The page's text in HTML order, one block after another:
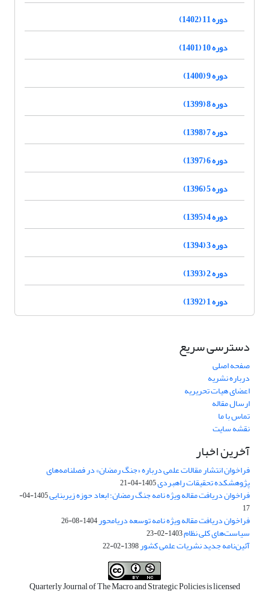
دوره 11 (1402)
دوره 10 (1401)
دوره 9 (1400)
دوره 8 (1399)
دوره 7 (1398)
دوره 6 (1397)
دوره 5 (1396)
دوره 4 (1395)
دوره 3 (1394)
دوره 2 (1393)
دوره 1 (1392)
دسترسی سریع
صفحه اصلی
درباره نشریه
اعضای هیات تحریریه
ارسال مقاله
تماس با ما
نقشه سایت
آخرین اخبار
فراخوان انتشار مقالات علمی درباره «جنگ رمضان» در فصلنامه‌های
پژوهشکده تحقیقات راهبردی1405-04-21
فراخوان دریافت مقاله ویژه نامه جنگ رمضان؛ ابعاد حوزه زیربنایی
1405-04-
17
فراخوان دریافت مقاله ویژه نامه توسعه دریامحور1404-08-26
سیاست‌های کلی نظام1403-02-23
آئین‌نامه جدید نشریات علمی کشور1398-02-22
Quarterly Journal of The Macro and Strategic Policies is licensed